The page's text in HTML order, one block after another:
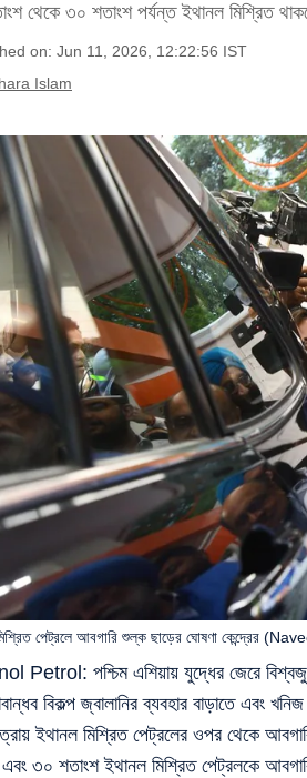
থেকে ৩০ শতাংশ পর্যন্ত ইথানল মিশ্রিত
on: Jun 11, 2026, 12:22:56 IST
Islam
Petrol: পশ্চিম এশিয়ায় যুদ্ধের জেরে
বিকল্প জ্বালানির ব্যবহার বাড়াতে এবং
ইথানল মিশ্রিত পেট্রলের ওপর থেকে
৩০ শতাংশ ইথানল মিশ্রিত পেট্রলকে
পেট্রলে আবগারি শুল্ক ছাড়ের ঘোষণা কেন্দ্রের